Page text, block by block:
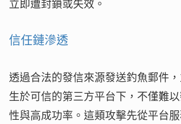
立即遭封鎖或失效。
信任鏈滲透
透過合法的發信來源發送釣魚郵件
生於可信的第三方平台下，不僅難
性與高成功率。這類攻擊先從平台